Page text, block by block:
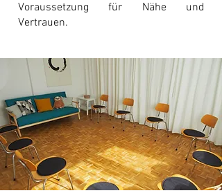
Voraussetzung für Nähe und
Vertrauen.